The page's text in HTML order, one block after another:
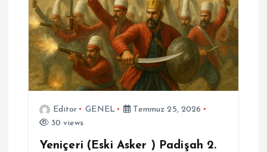
Editor GENEL
Temmuz 25, 2026
30 views
Yeniçeri (Eski Asker ) Padişah 2.